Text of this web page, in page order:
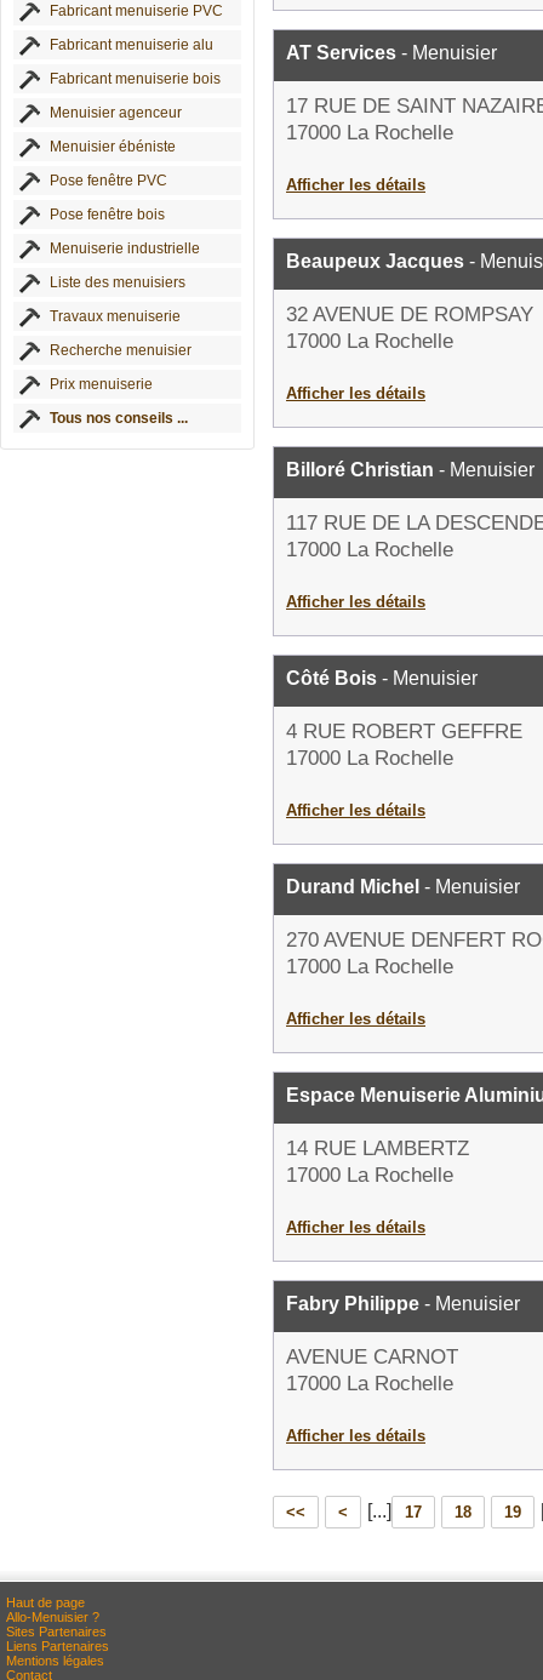
Fabricant menuiserie PVC
Fabricant menuiserie alu
Fabricant menuiserie bois
Menuisier agenceur
Menuisier ébéniste
Pose fenêtre PVC
Pose fenêtre bois
Menuiserie industrielle
Liste des menuisiers
Travaux menuiserie
Recherche menuisier
Prix menuiserie
Tous nos conseils ...
AT Services - Menuisier
17 RUE DE SAINT
17000 La Rochelle
Afficher les détails
Beaupeux Jacques -
32 AVENUE DE ROMPSAY
17000 La Rochelle
Afficher les détails
Billoré Christian - Menuisier
117 RUE DE LA
17000 La Rochelle
Afficher les détails
Côté Bois - Menuisier
4 RUE ROBERT GEFFRE
17000 La Rochelle
Afficher les détails
Durand Michel - Menuisier
270 AVENUE DENFERT
17000 La Rochelle
Afficher les détails
Espace Menuiserie
14 RUE LAMBERTZ
17000 La Rochelle
Afficher les détails
Fabry Philippe - Menuisier
AVENUE CARNOT
17000 La Rochelle
Afficher les détails
<< < [...] 17 18 19
Haut de page
Allo-Menuisier ?
Sites Partenaires
Liens Partenaires
Mentions légales
Contact